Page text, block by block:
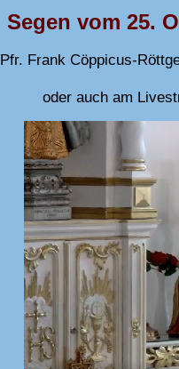
Segen vom 25.
Pfr. Frank Cöppicus-
oder auch am